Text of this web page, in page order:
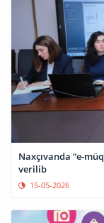
Naxçıvanda “e-
verilib
15-05-2026